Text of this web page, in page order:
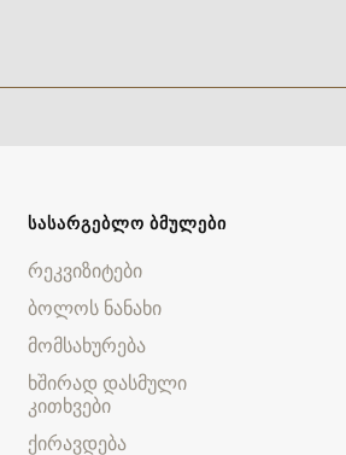
ᲡᲐᲡᲐᲠᲒᲔᲑᲚᲝ ᲑᲛᲣᲚᲔᲑᲘ
რეკვიზიტები
ბოლოს ნანახი
მომსახურება
ხშირად დასმული
კითხვები
ქირავდება